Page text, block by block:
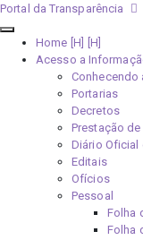
Portal da Transparência
Home [H]
Acesso a
Conhecendo
Portarias
Decretos
Prestação
Diário Oficial
Editais
Ofícios
Pessoal
Folha
Folha